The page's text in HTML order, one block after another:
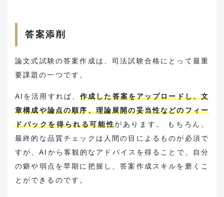
答案添削
論文式試験の答案作成は、司法試験合格にとって最重
要課題の一つです。
AIを活用すれば、作成した答案をアップロードし、文
章構成や論点の順序、理論展開の妥当性などのフィー
ドバックを得られる可能性があります。 もちろん、
最終的な品質チェックは人間の目によるものが必須で
すが、AIから客観的なアドバイスを得ることで、自分
の癖や弱点を早期に把握し、答案作成スキルを磨くこ
とができるのです。